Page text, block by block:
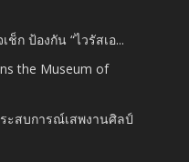
ก ป้องกัน “ไวรัสเอ...
the Museum of
ะสบการณ์เสพงานศิลป์